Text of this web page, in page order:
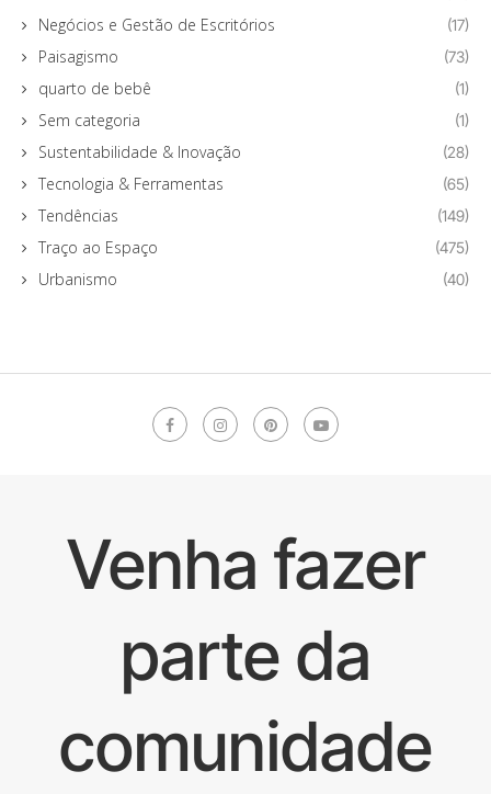
Negócios e Gestão de Escritórios (17)
Paisagismo (73)
quarto de bebê (1)
Sem categoria (1)
Sustentabilidade & Inovação (28)
Tecnologia & Ferramentas (65)
Tendências (149)
Traço ao Espaço (475)
Urbanismo (40)
Venha fazer
parte da
comunidade